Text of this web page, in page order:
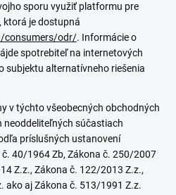
sporu využiť platformu pre
ktorá je dostupná
consumers/odr/. Informácie o
spotrebiteľ na internetových
subjektu alternatívneho riešenia
v týchto všeobecných obchodných
neoddeliteľných súčastiach
príslušných ustanovení
40/1964 Zb, Zákona č. 250/2007
Z.z., Zákona č. 122/2013 Z.z.,
ako aj Zákona č. 513/1991 Z.z.